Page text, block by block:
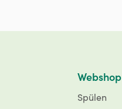
Webshop
Spülen